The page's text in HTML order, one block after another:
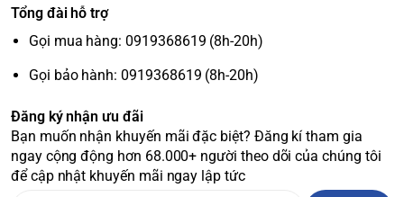
Cổng HDMI: 2 cổng.
Cổng USB:
1 cổng.
Không dây:
Wi-Fi và Bluetooth 5.0.
Chiếu màn hình:Hỗ trợ AirPlay 2 và Screen Mirroring, cho
Tiện ích khác: Ứng dụng LG ThinQ cho phép điều khiển TV
qua điện thoại. Kho ứng dụng đa dạng với các ứng dụng
phổ biến như YouTube, Netflix, FPT Play, Clip TV, VieON...
Tổng đài hỗ trợ
Gọi mua hàng: 0919368619 (8h-20h)
Gọi bảo hành: 0919368619 (8h-20h)
Đăng ký nhận ưu đãi
Bạn muốn nhận khuyến mãi đặc biệt? Đăng kí tham gia
ngay cộng động hơn 68.000+ người theo dõi của chúng tôi
để cập nhật khuyến mãi ngay lập tức